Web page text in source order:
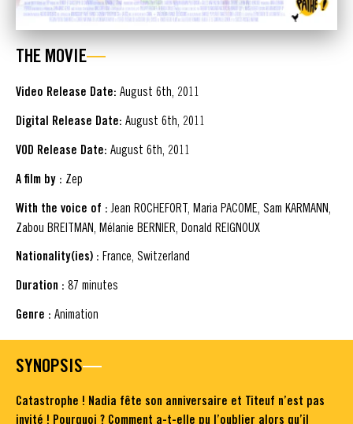
THE MOVIE
Video Release Date: August 6th, 2011
Digital Release Date: August 6th, 2011
VOD Release Date: August 6th, 2011
A film by : Zep
With the voice of : Jean ROCHEFORT, Maria PACOME, Sam KARMANN,
Zabou BREITMAN, Mélanie BERNIER, Donald REIGNOUX
Nationality(ies) : France, Switzerland
Duration : 87 minutes
Genre : Animation
SYNOPSIS
Catastrophe ! Nadia fête son anniversaire et Titeuf n’est pas
invité ! Pourquoi ? Comment a-t-elle pu l’oublier alors qu’il